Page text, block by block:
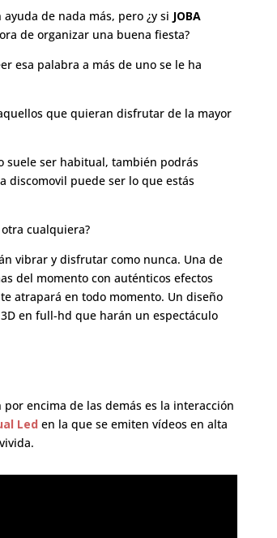
de nada más, pero ¿y si JOBA
de organizar una buena fiesta?
esa palabra a más de uno se le ha
que quieran disfrutar de la mayor
suele ser habitual, también podrás
discomovil puede ser lo que estás
cualquiera?
vibrar y disfrutar como nunca. Una de
del momento con auténticos efectos
atrapará en todo momento. Un diseño
en full-hd que harán un espectáculo
por encima de las demás es la interacción
Leden la que se emiten vídeos en alta